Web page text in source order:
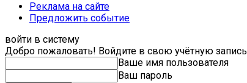
Реклама на сайте
Предложить событие
войти в систему
Добро пожаловать! Войдите в свою учётную запись
Ваше имя пользователя
Ваш пароль